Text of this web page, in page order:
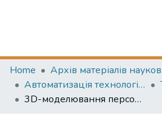
Communities & Collections
All of Repository
Home
Архів
Автоматизація технологічних та бізнес-процесів (Automation of technological and business processes)
3D-моделювання персонажів з анімацією для ігрових проектів. Частина 1